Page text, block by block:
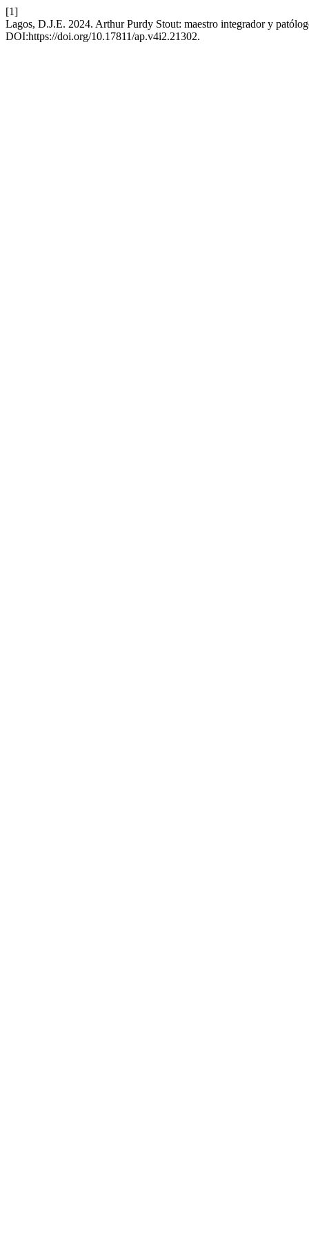
[1]
Lagos, D.J.E. 2024. Arthur Purdy Stout: maestro integrador y
DOI:https://doi.org/10.17811/ap.v4i2.21302.